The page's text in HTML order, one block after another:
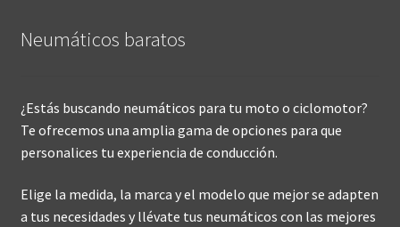
Neumáticos baratos
¿Estás buscando neumáticos para tu moto o ciclomotor?
Te ofrecemos una amplia gama de opciones para que
personalices tu experiencia de conducción.
Elige la medida, la marca y el modelo que mejor se adapten
a tus necesidades y llévate tus neumáticos con las mejores